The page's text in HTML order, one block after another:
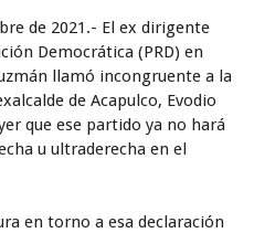
de 2021.- El ex dirigente
Democrática (PRD) en
llamó incongruente a la
de Acapulco, Evodio
que ese partido ya no hará
u ultraderecha en el
en torno a esa declaración